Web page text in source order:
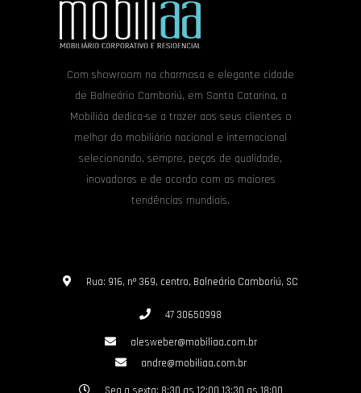
Com showroom na charmosa e elegante cidade
de Balneário Camboriú, em Santa Catarina, a
Mobiliáa dedica-se a trazer aos seus clientes o
melhor do mobiliário nacional e internacional
selecionando, sempre, peças de qualidade,
inovadoras e de acordo com as maiores
tendências mundiais.
Rua: 916, nº 369, centro, Balneário Camboriú, SC
47 30650998
alesweber@mobiliaa.com.br
andre@mobiliaa.com.br